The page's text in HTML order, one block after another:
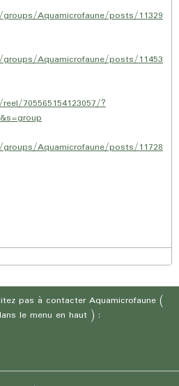
Aquamicrofaune/posts/11329
Aquamicrofaune/posts/11453
705565154123057/?
Aquamicrofaune/posts/11728
pas à contacter Aquamicrofaune (
le menu en haut ) :